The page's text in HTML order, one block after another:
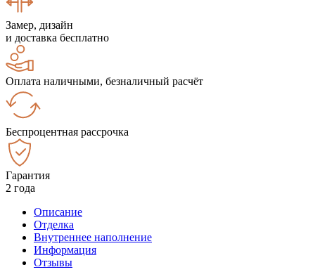
Замер, дизайн
и доставка бесплатно
Оплата наличными, безналичный расчёт
Беспроцентная рассрочка
Гарантия
2 года
Описание
Отделка
Внутреннее наполнение
Информация
Отзывы